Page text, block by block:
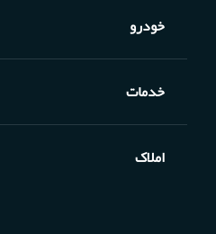
خودرو
خدمات
املاک